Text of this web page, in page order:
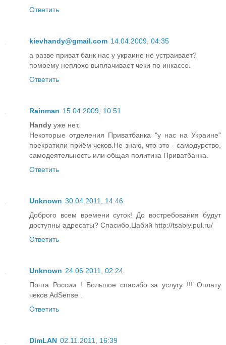
Ответить
kievhandy@gmail.com 14.04.2009, 04:35
а разве приват банк нас у украине не устраивает?
помоему неплохо выплачивает чеки по инкассо.
Ответить
Rainman 15.04.2009, 10:51
Handy уже нет.
Некоторые отделения Приватбанка "у нас на Украине"
прекратили приём чеков.Не знаю, что это - самодурство,
самодеятельность или общая политика Приватбанка.
Ответить
Unknown 30.04.2011, 14:46
Доброго всем времени суток! До востребования будут
доступны адресаты? Спасибо.Цабий http://tsabiy.pul.ru/
Ответить
Unknown 24.06.2011, 02:24
Почта России ! Большое спасибо за услугу !!! Оплату
чеков AdSense .
Ответить
DimLAN 02.11.2011, 16:39